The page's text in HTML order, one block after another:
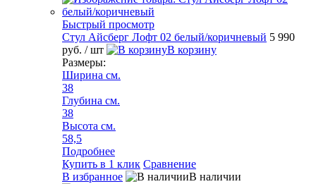
Быстрый просмотр
Стул Айсберг Лофт 02 белый/коричневый 5 990
руб. / шт
В корзину
Размеры:
Ширина см.
38
Глубина см.
38
Высота см.
58,5
Подробнее
Купить в 1 клик Сравнение
В избранное
В наличии